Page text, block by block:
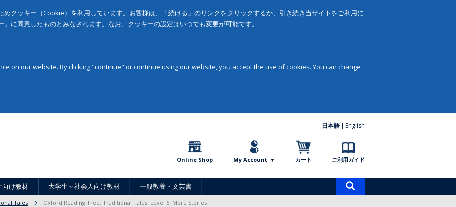
クッキー（Cookie）を利用しています。お客様は、「続ける」のリンクをクリックするか、引き続き当サイトをご利用に
に同意したものとみなされます。なお、クッキーの設定はいつでも変更が可能です。
on our website. By clicking "continue" or continue using our website, you accept the use of cookies. You can change
日本語 English
Online Shop My Account カート ご利用ガイド
向け教材 大学生～社会人向け教材 一般教養・文芸書
Tales Oxford Reading Tree: Traditional Tales: Level 6: More Stories